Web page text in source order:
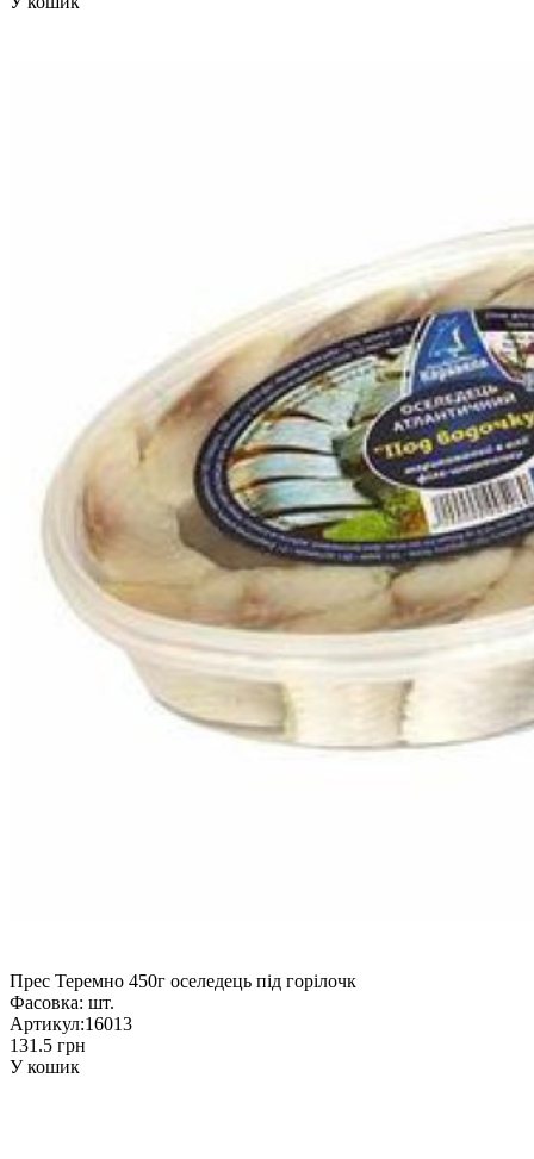
Прес Теремно 450г оселедець під горілочк
Фасовка: шт.
Артикул:16013
131.5 грн
У кошик